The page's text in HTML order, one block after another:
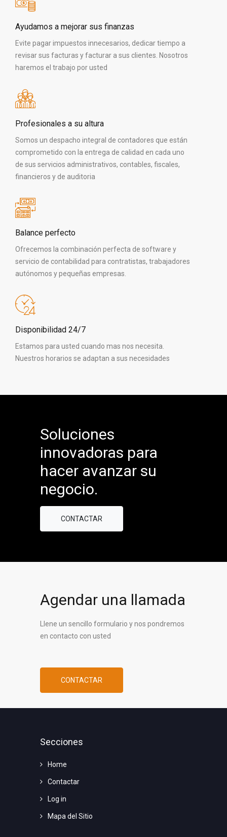
Ayudamos a mejorar sus finanzas
Evite pagar impuestos innecesarios, dedicar tiempo a
revisar sus facturas y facturar a sus clientes. Nosotros
haremos el trabajo por usted
Profesionales a su altura
Somos un despacho integral de contadores que están
comprometido con la entrega de calidad en cada uno
de sus servicios administrativos, contables, fiscales,
financieros y de auditoria
Balance perfecto
Ofrecemos la combinación perfecta de software y
servicio de contabilidad para contratistas, trabajadores
autónomos y pequeñas empresas.
Disponibilidad 24/7
Estamos para usted cuando mas nos necesita.
Nuestros horarios se adaptan a sus necesidades
Soluciones
innovadoras para
hacer avanzar su
negocio.
CONTACTAR
Agendar una llamada
Llene un sencillo formulario y nos pondremos
en contacto con usted
CONTACTAR
Secciones
Home
Contactar
Log in
Mapa del Sitio